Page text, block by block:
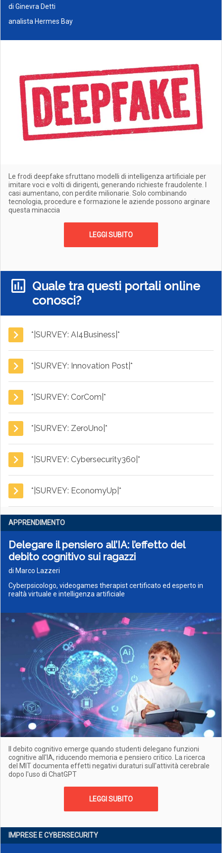
di Ginevra Detti
analista Hermes Bay
Le frodi deepfake sfruttano modelli di intelligenza artificiale per
imitare voci e volti di dirigenti, generando richieste fraudolente. I
casi aumentano, con perdite milionarie. Solo combinando
tecnologia, procedure e formazione le aziende possono arginare
questa minaccia
LEGGI SUBITO
Quale tra questi portali online
conosci?
*|SURVEY: AI4Business|*
*|SURVEY: Innovation Post|*
*|SURVEY: CorCom|*
*|SURVEY: ZeroUno|*
*|SURVEY: Cybersecurity360|*
*|SURVEY: EconomyUp|*
APPRENDIMENTO
Delegare il pensiero all’IA: l’effetto del
debito cognitivo sui ragazzi
di Marco Lazzeri
Cyberpsicologo, videogames therapist certificato ed esperto in
realtà virtuale e intelligenza artificiale
Il debito cognitivo emerge quando studenti delegano funzioni
cognitive all'IA, riducendo memoria e pensiero critico. La ricerca
del MIT documenta effetti negativi duraturi sull'attività cerebrale
dopo l'uso di ChatGPT
LEGGI SUBITO
IMPRESE E CYBERSECURITY